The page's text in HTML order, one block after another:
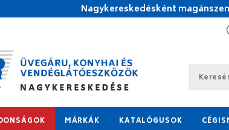
Nagykereskedésként
MÁRKÁK KATALÓGUSOK